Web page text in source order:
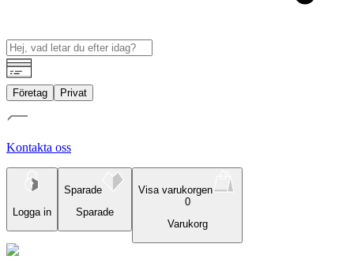
Företag Privat
Kontakta oss
Logga in
Sparade
Sparade
Visa varukorgen
0
Varukorg